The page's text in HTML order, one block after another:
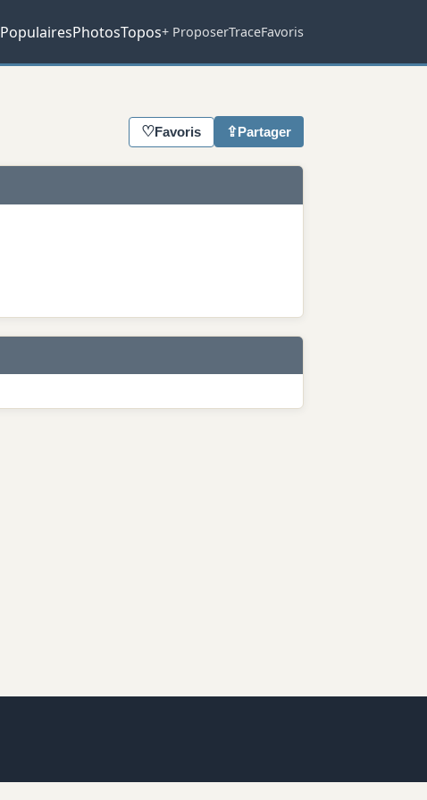
PopulairesPhotosTopos+ ProposerTraceFavoris
♡Favoris ⇪ Partager